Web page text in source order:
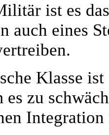
ist es
auch eines
Klasse ist
es zu
Integration